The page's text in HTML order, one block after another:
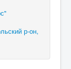
р-он,